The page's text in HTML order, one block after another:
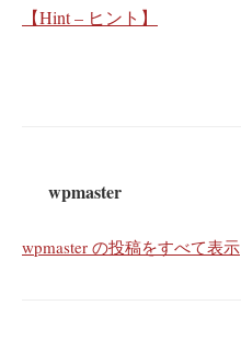
【Hint – ヒント】
wpmaster
wpmaster の投稿をすべて表示